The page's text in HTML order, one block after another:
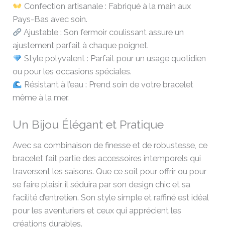
Confection artisanale : Fabriqué à la main aux
Pays-Bas avec soin.
Ajustable : Son fermoir coulissant assure un
ajustement parfait à chaque poignet.
Style polyvalent : Parfait pour un usage quotidien
ou pour les occasions spéciales.
Résistant à l’eau : Prend soin de votre bracelet
même à la mer.
Un Bijou Élégant et Pratique
Avec sa combinaison de finesse et de robustesse, ce
bracelet fait partie des accessoires intemporels qui
traversent les saisons. Que ce soit pour offrir ou pour
se faire plaisir, il séduira par son design chic et sa
facilité d’entretien. Son style simple et raffiné est idéal
pour les aventuriers et ceux qui apprécient les
créations durables.